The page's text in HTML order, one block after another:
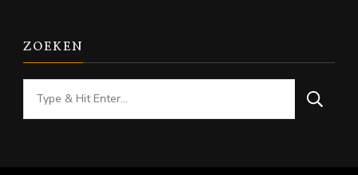
ZOEKEN
Looking
for